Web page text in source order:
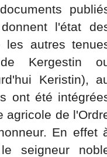
l'état
les autres
Kergestin
Keristin),
ont été
agricole de
En effet
seigneur